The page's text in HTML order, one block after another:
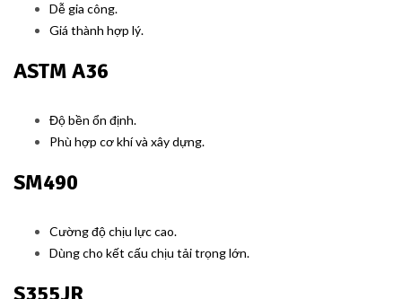
Dễ gia công.
Giá thành hợp lý.
ASTM A36
Độ bền ổn định.
Phù hợp cơ khí và xây dựng.
SM490
Cường độ chịu lực cao.
Dùng cho kết cấu chịu tải trọng lớn.